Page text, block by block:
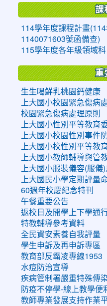
課
114學年度課程計畫
1140071603號函備查)
115學年度各年級領域
重
生生喝鮮乳桃園鈣健康
上大國小校園緊急傷病
校園緊急傷病處理原則
上大國小性別平等教育
上大國小校園性別事件
上大國小校性別平等教
上大國小教師輔導與管
上大國小服裝儀容(服儀
上大國民小學定期評量
60週年校慶紀念特刊
午餐重要公告
返校日及開學上下學通
特教輔導參考資料
全民資安素養自我評量
學生申訴及再申訴專區
教育部反霸凌專線1953
水痘防治宣導
疾病管制署嚴重特殊傳
防疫不停學-線上教學便
教師專業發展支持作業